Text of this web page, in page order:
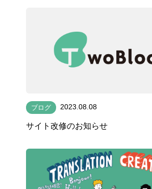
ブログ 2023.08.08
サイト改修のお知らせ